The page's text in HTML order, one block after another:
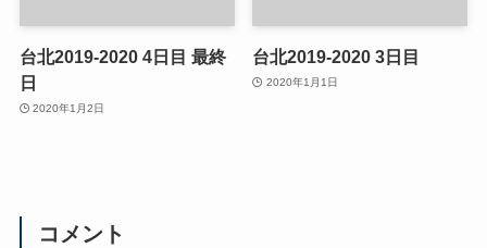
台北2019-2020 4日目 最終
日
2020年1月2日
台北2019-2020 3日目
2020年1月1日
コメント